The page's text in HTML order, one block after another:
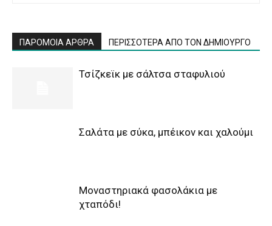
ΠΑΡΟΜΟΙΑ ΑΡΘΡΑ ΠΕΡΙΣΣΟΤΕΡΑ ΑΠΟ ΤΟΝ ΔΗΜΙΟΥΡΓΟ
Τσίζκεϊκ με σάλτσα σταφυλιού
Σαλάτα με σύκα, μπέικον και χαλούμι
Μοναστηριακά φασολάκια με
χταπόδι!